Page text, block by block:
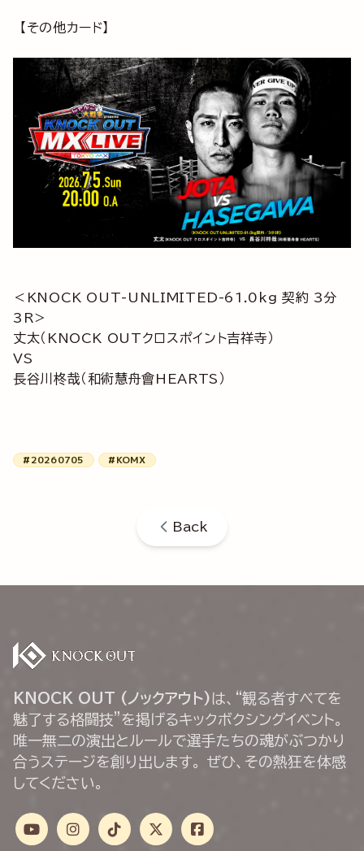
【その他カード】
＜KNOCK OUT-UNLIMITED-61.0kg 契約 3分
3R＞
丈太（KNOCK OUTクロスポイント吉祥寺）
VS
長谷川柊哉（和術慧舟會HEARTS）
#20260705 #KOMX
Back
KNOCK OUT (ノックアウト) は、“観る者すべてを
魅了する格闘技”を掲げるキックボクシングイベント。
唯一無二の演出とルールで選手たちの魂がぶつかり
合うステージを創り出します。 ぜひ、その熱狂を体感
してください。